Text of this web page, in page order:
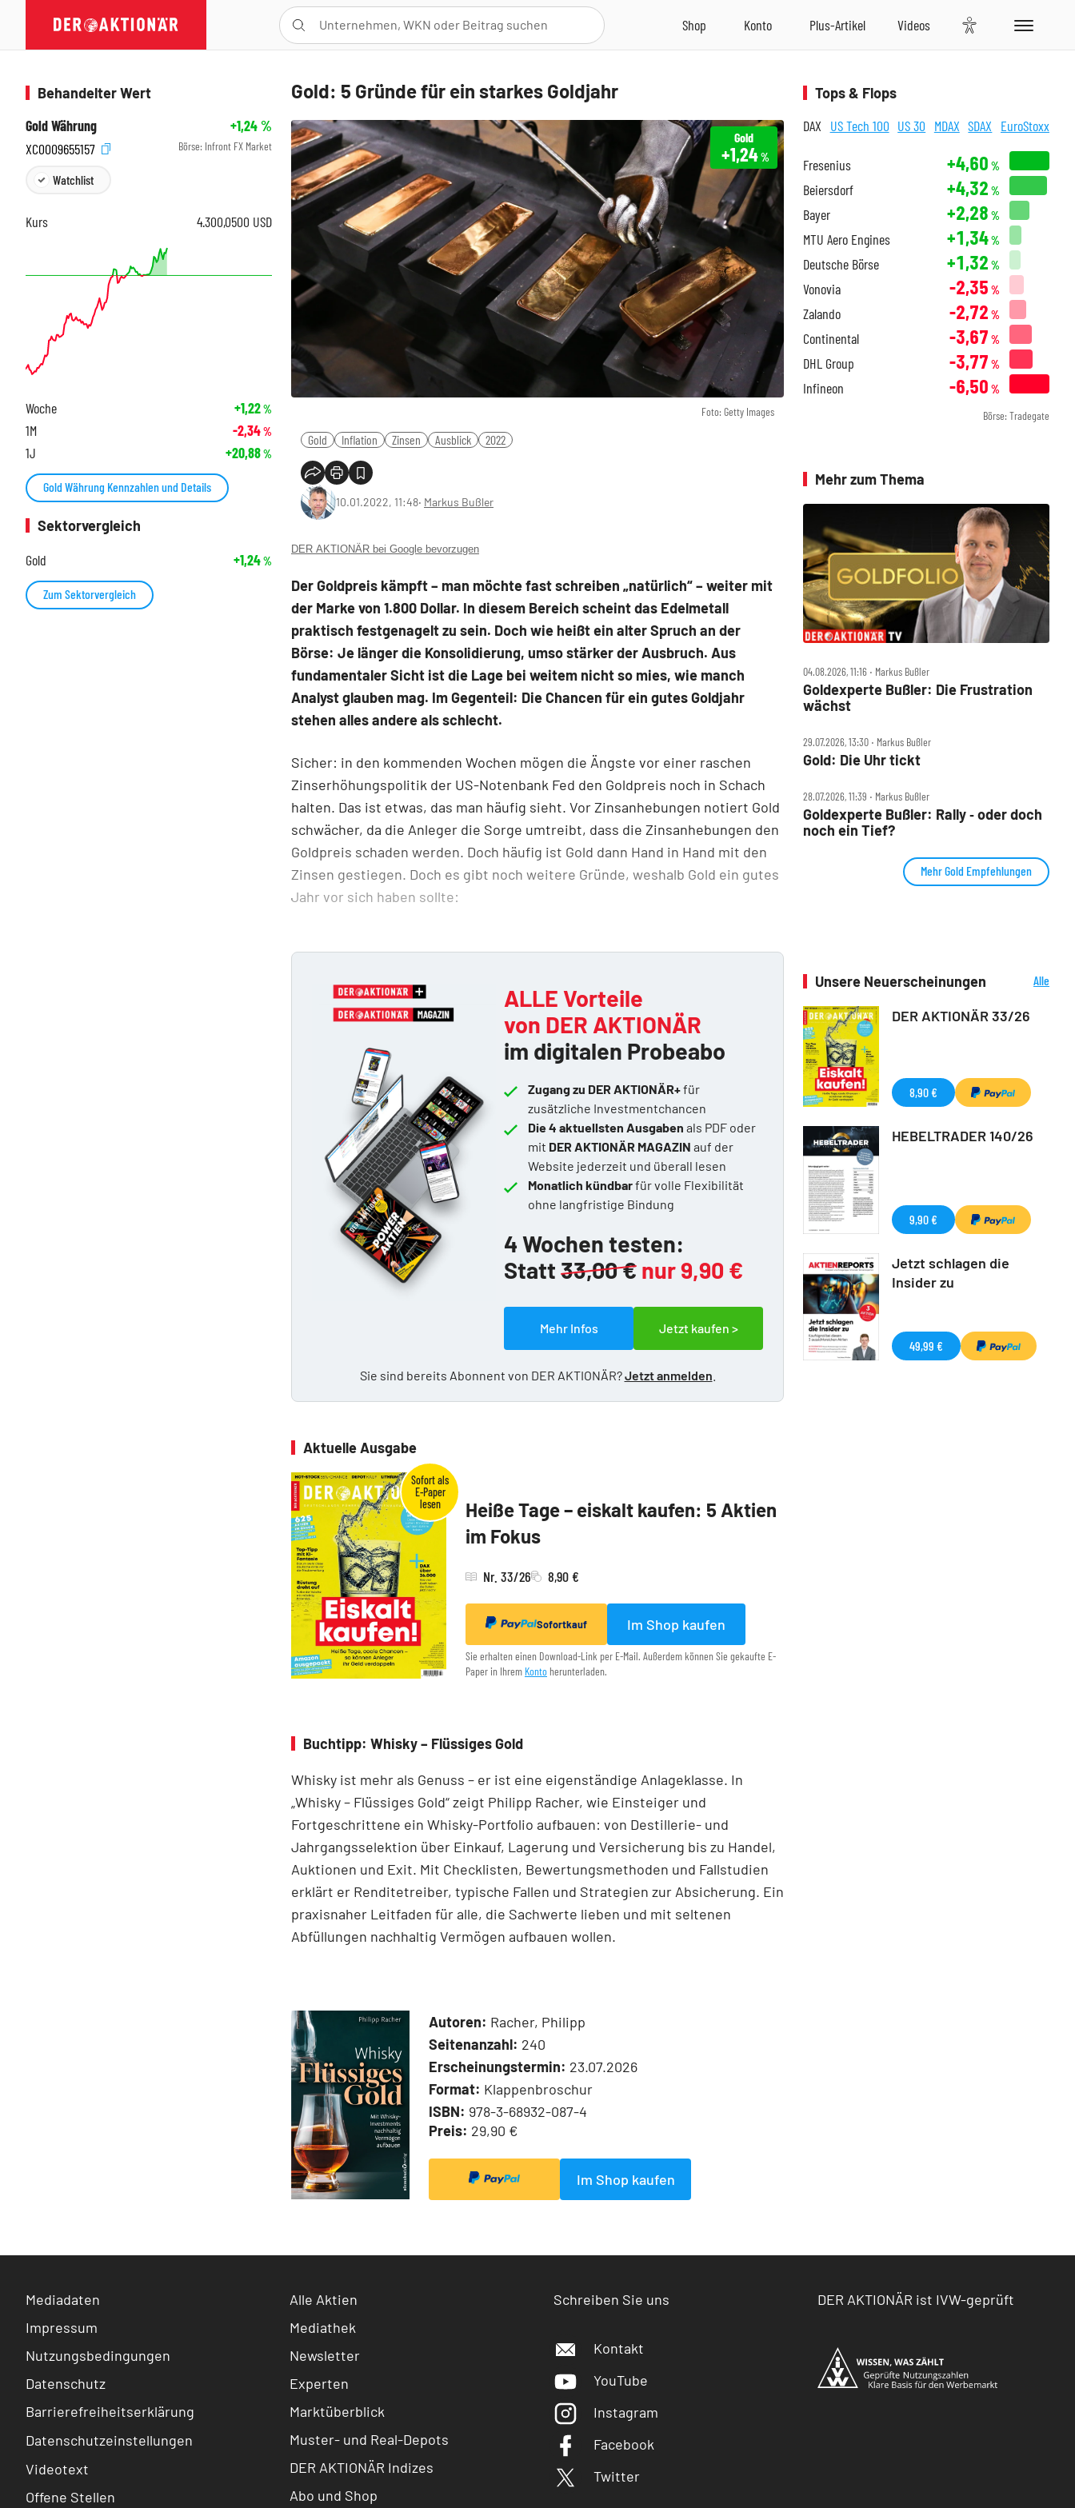
Gold: 5 Gründe für ein starkes Goldjahr
Foto: Getty Images
Gold
+1,24%
Gold Inflation Zinsen Ausblick 2022
10.01.2022, 11:48‧ Markus Bußler
DER AKTIONÄR bei Google bevorzugen
Der Goldpreis kämpft – man möchte fast schreiben „natürlich“ – weiter mit
der Marke von 1.800 Dollar. In diesem Bereich scheint das Edelmetall
praktisch festgenagelt zu sein. Doch wie heißt ein alter Spruch an der
Börse: Je länger die Konsolidierung, umso stärker der Ausbruch. Aus
fundamentaler Sicht ist die Lage bei weitem nicht so mies, wie manch
Analyst glauben mag. Im Gegenteil: Die Chancen für ein gutes Goldjahr
stehen alles andere als schlecht.
Sicher: in den kommenden Wochen mögen die Ängste vor einer raschen
Zinserhöhungspolitik der US-Notenbank Fed den Goldpreis noch in Schach
halten. Das ist etwas, das man häufig sieht. Vor Zinsanhebungen notiert Gold
schwächer, da die Anleger die Sorge umtreibt, dass die Zinsanhebungen den
Goldpreis schaden werden. Doch häufig ist Gold dann Hand in Hand mit den
Zinsen gestiegen. Doch es gibt noch weitere Gründe, weshalb Gold ein gutes
Jahr vor sich haben sollte:
ALLE Vorteile
von DER AKTIONÄR
im digitalen Probeabo
Zugang zu DER AKTIONÄR+für
zusätzliche Investmentchancen
Die 4 aktuellsten Ausgaben als PDF oder
mit DER AKTIONÄR MAGAZIN auf der
Website jederzeit und überall lesen
Monatlich kündbarfür volle Flexibilität
ohne langfristige Bindung
4 Wochen testen:
Statt 33,00 € nur 9,90 €
Mehr Infos Jetzt kaufen >
Sie sind bereits Abonnent von DER AKTIONÄR?Jetzt anmelden
Aktuelle Ausgabe
Heiße Tage – eiskalt kaufen: 5 Aktien
im Fokus
Nr. 33/26 8,90 €
Sofortkauf Im Shop kaufen
Sie erhalten einen Download-Link per E-Mail. Außerdem können Sie gekaufte E-
Paper in Ihrem Konto herunterladen.
Buchtipp: Whisky – Flüssiges Gold
Whisky ist mehr als Genuss – er ist eine eigenständige Anlageklasse. In
„Whisky – Flüssiges Gold“ zeigt Philipp Racher, wie Einsteiger und
Fortgeschrittene ein Whisky-Portfolio aufbauen: von Destillerie- und
Jahrgangsselektion über Einkauf, Lagerung und Versicherung bis zu Handel,
Auktionen und Exit. Mit Checklisten, Bewertungsmethoden und Fallstudien
erklärt er Renditetreiber, typische Fallen und Strategien zur Absicherung. Ein
praxisnaher Leitfaden für alle, die Sachwerte lieben und mit seltenen
Abfüllungen nachhaltig Vermögen aufbauen wollen.
Autoren: Racher, Philipp
Seitenanzahl: 240
Erscheinungstermin: 23.07.2026
Format: Klappenbroschur
ISBN: 978-3-68932-087-4
Preis: 29,90 €
Im Shop kaufen
Behandelter Wert
Gold Währung
+1,24%
XC0009655157
Börse: Infront FX Market
Watchlist
Kurs 4.300,0500 USD
Woche +1,22%
1M -2,34%
1J +20,88%
Gold Währung Kennzahlen und Details
Sektorvergleich
Gold
+1,24%
Zum Sektorvergleich
Tops & Flops
DAX US Tech 100 US 30 MDAX SDAX EuroStoxx
Fresenius +4,60 %
Beiersdorf +4,32 %
Bayer +2,28 %
MTU Aero Engines +1,34%
Deutsche Börse +1,32 %
Vonovia -2,35 %
Zalando -2,72 %
Continental -3,67 %
DHL Group -3,77 %
Infineon -6,50 %
Börse: Tradegate
Mehr zum Thema
04.08.2026, 11:16 ‧ Markus Bußler
Goldexperte Bußler: Die Frustration
wächst
29.07.2026, 13:30 ‧ Markus Bußler
Gold: Die Uhr tickt
28.07.2026, 11:39 ‧ Markus Bußler
Goldexperte Bußler: Rally ‑ oder doch
noch ein Tief?
Mehr Gold Empfehlungen
Unsere Neuerscheinungen
Alle
DER AKTIONÄR 33/26
8,90 €
HEBELTRADER 140/26
9,90 €
Jetzt schlagen die
Insider zu
49,99 €
Mediadaten
Impressum
Nutzungsbedingungen
Datenschutz
Barrierefreiheitserklärung
Datenschutzeinstellungen
Videotext
Offene Stellen
Alle Aktien
Mediathek
Newsletter
Experten
Marktüberblick
Muster- und Real-Depots
DER AKTIONÄR Indizes
Abo und Shop
Schreiben Sie uns
Kontakt
YouTube
Instagram
Facebook
Twitter
DER AKTIONÄR ist IVW-geprüft